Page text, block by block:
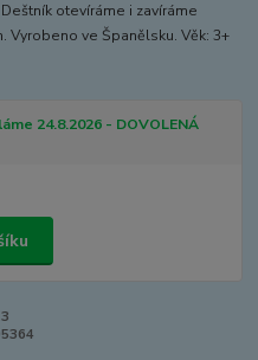
otevíráme i zavíráme
Vyrobeno ve Španělsku. Věk: 3+
24.8.2026 - DOVOLENÁ